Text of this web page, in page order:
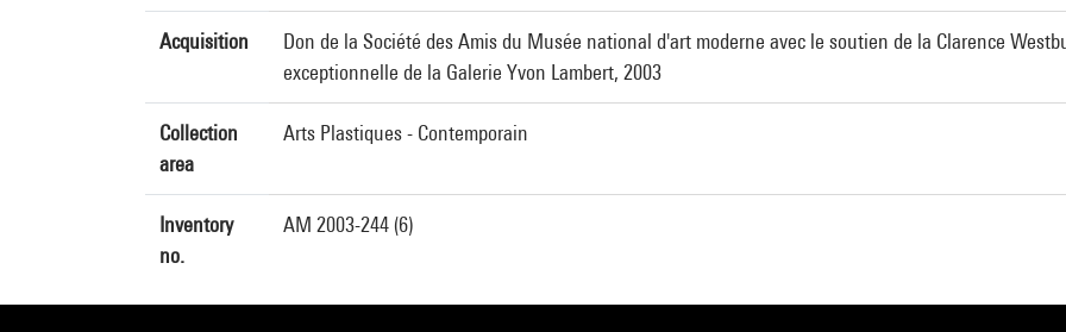
Acquisition
Don de la Société des Amis du Musée national d'art moderne avec le soutien de la Clarence
exceptionnelle de la Galerie Yvon Lambert, 2003
Collection
area
Arts Plastiques - Contemporain
Inventory
no.
AM 2003-244 (6)